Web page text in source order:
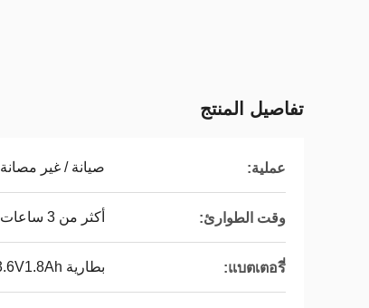
تفاصيل المنتج
عملية: صيانة / غير مصانة
وقت الطوارئ: أكثر من 3 ساعات
แบตเตอรี่: بطارية Ni-Cd 3.6V1.8Ah